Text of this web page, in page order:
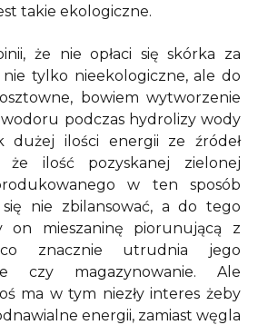
takie ekologiczne.
że nie opłaci się skórka za
tylko nieekologiczne, ale do
bowiem wytworzenie
podczas hydrolizy wody
dużej ilości energii ze źródeł
że ilość pozyskanej zielonej
w ten sposób
nie zbilansować, a do tego
on mieszaninę piorunującą z
co znacznie utrudnia jego
czy magazynowanie. Ale
ma w tym niezły interes żeby
energii, zamiast węgla